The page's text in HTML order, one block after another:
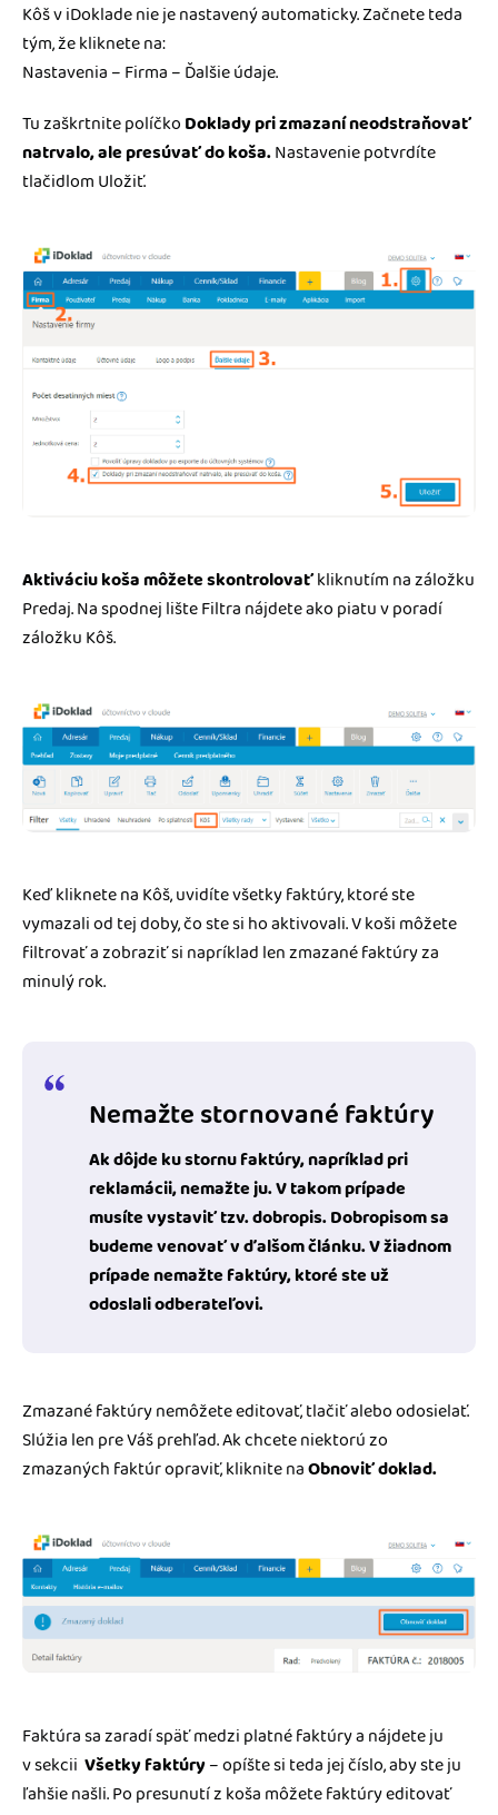
Kôš v iDoklade nie je nastavený automaticky. Začnete teda
tým, že kliknete na:
Nastavenia – Firma – Ďalšie údaje.
Tu zaškrtnite políčko Doklady pri zmazaní neodstraňovať
natrvalo, ale presúvať do koša.Nastavenie potvrdíte
tlačidlom Uložiť.
Aktiváciu koša môžete skontrolovaťkliknutím na záložku
Predaj. Na spodnej lište Filtra nájdete ako piatu v poradí
záložku Kôš.
Keď kliknete na Kôš, uvidíte všetky faktúry, ktoré ste
vymazali od tej doby, čo ste si ho aktivovali. V koši môžete
filtrovať a zobraziť si napríklad len zmazané faktúry za
minulý rok.
Nemažte stornované faktúry
Ak dôjde ku stornu faktúry, napríklad pri
reklamácii, nemažte ju. V takom prípade
musíte vystaviť tzv.dobropis. Dobropisom sa
budeme venovať v ďalšom článku. V žiadnom
prípadenemažte faktúry, ktoré ste už
odoslali odberateľovi.
Zmazané faktúry nemôžete editovať, tlačiť alebo odosielať.
Slúžia len pre Váš prehľad. Ak chcete niektorú zo
zmazaných faktúr opraviť, kliknite naObnoviť doklad.
Faktúra sa zaradí späť medzi platné faktúry a nájdete ju
v sekcii Všetky faktúry– opíšte si teda jej číslo, aby ste ju
ľahšie našli. Po presunutí z koša môžete faktúry editovať